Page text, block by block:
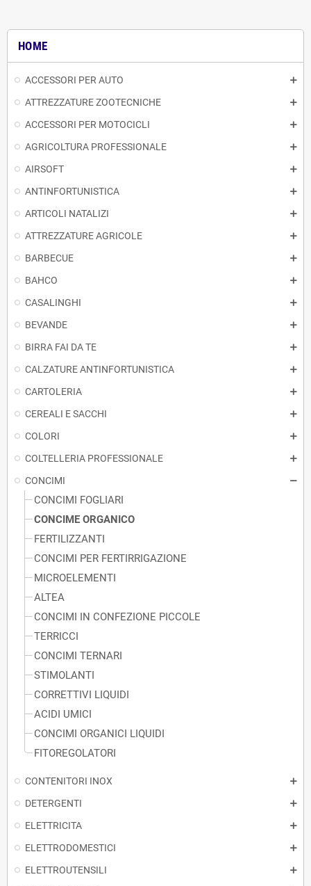
HOME
ACCESSORI PER AUTO
ATTREZZATURE ZOOTECNICHE
ACCESSORI PER MOTOCICLI
AGRICOLTURA PROFESSIONALE
AIRSOFT
ANTINFORTUNISTICA
ARTICOLI NATALIZI
ATTREZZATURE AGRICOLE
BARBECUE
BAHCO
CASALINGHI
BEVANDE
BIRRA FAI DA TE
CALZATURE ANTINFORTUNISTICA
CARTOLERIA
CEREALI E SACCHI
COLORI
COLTELLERIA PROFESSIONALE
CONCIMI
CONCIMI FOGLIARI
CONCIME ORGANICO
FERTILIZZANTI
CONCIMI PER FERTIRRIGAZIONE
MICROELEMENTI
ALTEA
CONCIMI IN CONFEZIONE PICCOLE
TERRICCI
CONCIMI TERNARI
STIMOLANTI
CORRETTIVI LIQUIDI
ACIDI UMICI
CONCIMI ORGANICI LIQUIDI
FITOREGOLATORI
CONTENITORI INOX
DETERGENTI
ELETTRICITA
ELETTRODOMESTICI
ELETTROUTENSILI